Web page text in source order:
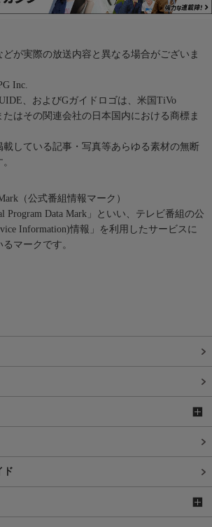
が実際の放送内容と異なる場合がございま
Inc.
、およびGガイドロゴは、米国TiVo
たはその関連会社の日本国内における商標ま
載している記事・写真等あらゆる素材の無断
（公式番組情報マーク）
Program Data Mark」といい、テレビ番組の公
Information)情報」を利用したサービスに
マークです。
ド